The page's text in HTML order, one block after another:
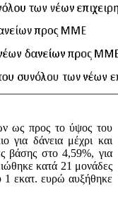
ως προς το ύψος του
για δάνεια μέχρι και
βάσης στο 4,59%, για
κατά 21 μονάδες
1 εκατ. ευρώ αυξήθηκε